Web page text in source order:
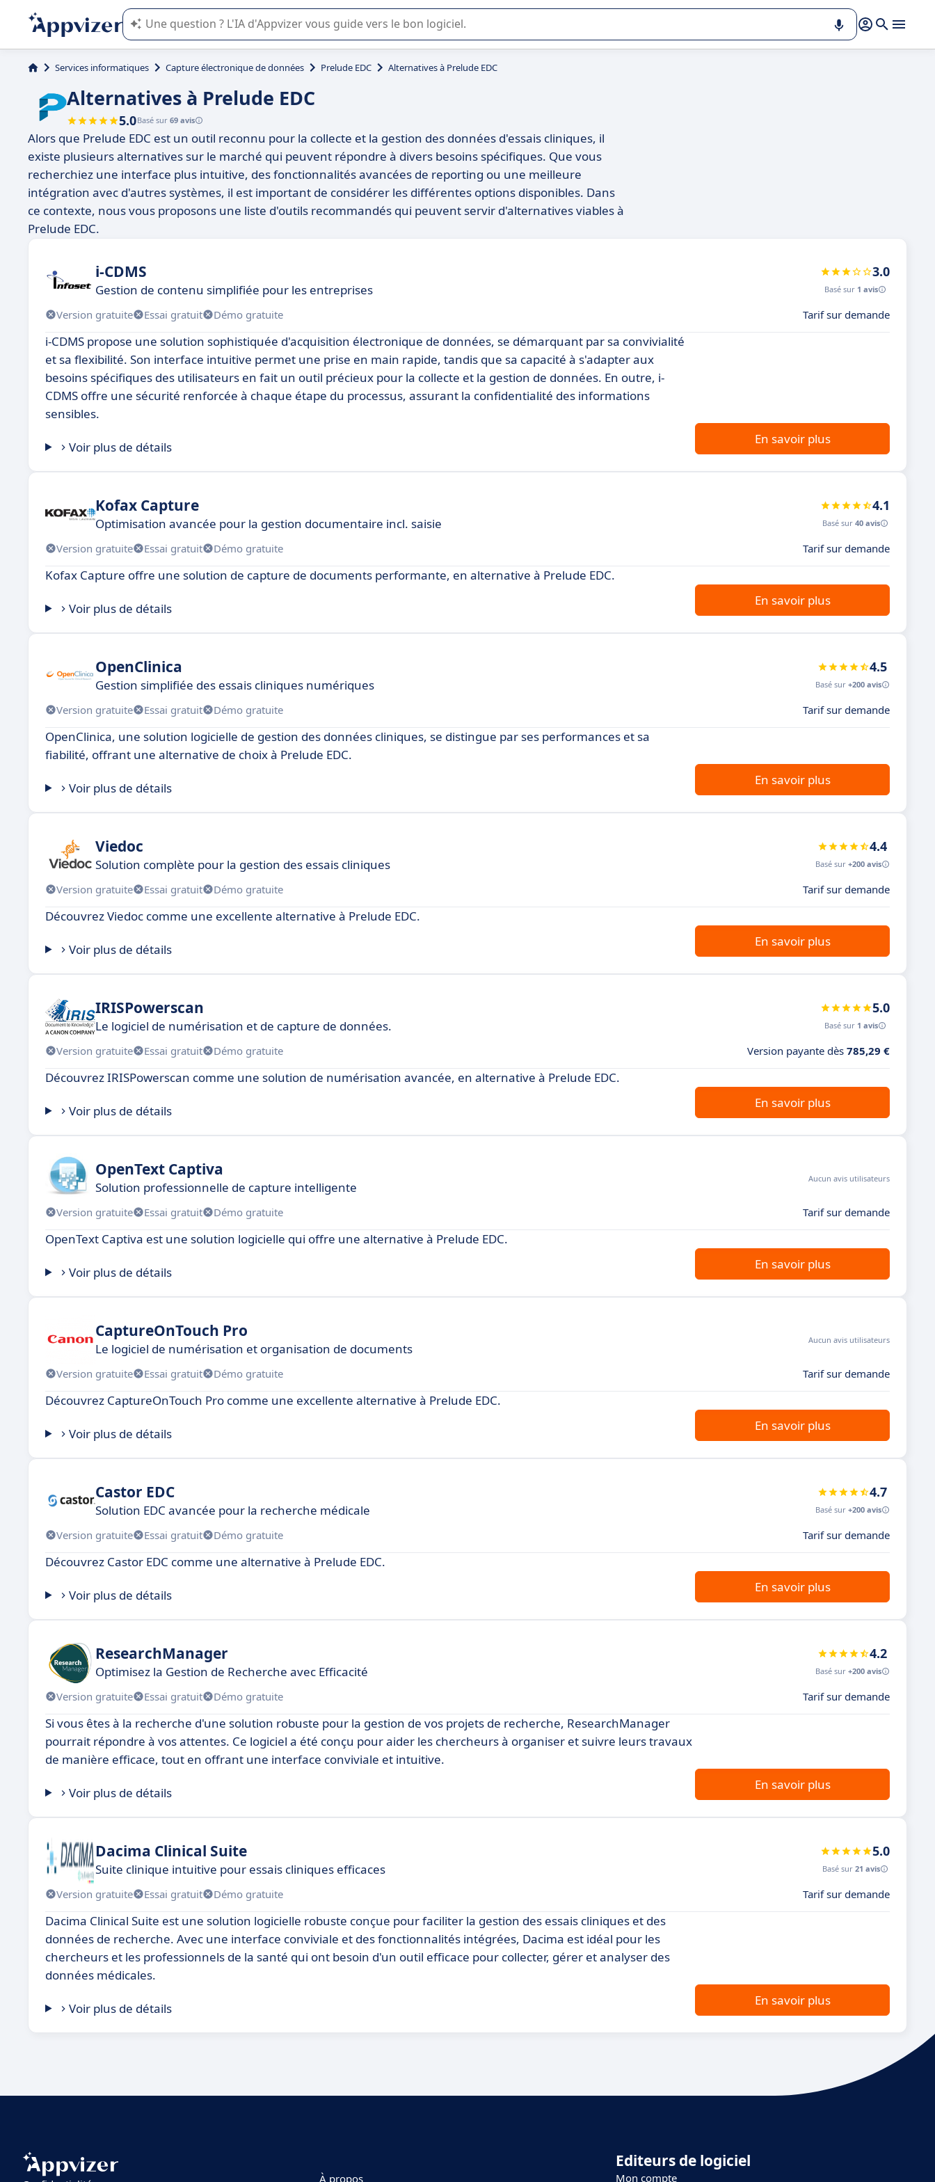
L'IA de Appvizer vous guide dans l'utilisation ou la sélection de logiciel SaaS en entreprise.
Services informatiques Capture électronique de données Prelude EDC Alternatives à Prelude EDC
Alternatives à Prelude EDC
5.0Basé sur 69 avis
Alors que Prelude EDC est un outil reconnu pour la collecte et la gestion des données d'essais cliniques, il
existe plusieurs alternatives sur le marché qui peuvent répondre à divers besoins spécifiques. Que vous
recherchiez une interface plus intuitive, des fonctionnalités avancées de reporting ou une meilleure
intégration avec d'autres systèmes, il est important de considérer les différentes options disponibles. Dans
ce contexte, nous vous proposons une liste d'outils recommandés qui peuvent servir d'alternatives viables à
Prelude EDC.
i-CDMS
Gestion de contenu simplifiée pour les entreprises
3.0
Basé sur 1 avis
Version gratuite Essai gratuit Démo gratuite Tarif sur demande
i-CDMS propose une solution sophistiquée d'acquisition électronique de données, se démarquant par sa convivialité
et sa flexibilité. Son interface intuitive permet une prise en main rapide, tandis que sa capacité à s'adapter aux
besoins spécifiques des utilisateurs en fait un outil précieux pour la collecte et la gestion de données. En outre, i-
CDMS offre une sécurité renforcée à chaque étape du processus, assurant la confidentialité des informations
sensibles.
Voir plus de détails
En savoir plus
Kofax Capture
Optimisation avancée pour la gestion documentaire incl. saisie
4.1
Basé sur 40 avis
Version gratuite Essai gratuit Démo gratuite Tarif sur demande
Kofax Capture offre une solution de capture de documents performante, en alternative à Prelude EDC.
Voir plus de détails
En savoir plus
OpenClinica
Gestion simplifiée des essais cliniques numériques
4.5
Basé sur +200 avis
Version gratuite Essai gratuit Démo gratuite Tarif sur demande
OpenClinica, une solution logicielle de gestion des données cliniques, se distingue par ses performances et sa
fiabilité, offrant une alternative de choix à Prelude EDC.
Voir plus de détails
En savoir plus
Viedoc
Solution complète pour la gestion des essais cliniques
4.4
Basé sur +200 avis
Version gratuite Essai gratuit Démo gratuite Tarif sur demande
Découvrez Viedoc comme une excellente alternative à Prelude EDC.
Voir plus de détails
En savoir plus
IRISPowerscan
Le logiciel de numérisation et de capture de données.
5.0
Basé sur 1 avis
Version gratuite Essai gratuit Démo gratuite Version payante dès 785,29 €
Découvrez IRISPowerscan comme une solution de numérisation avancée, en alternative à Prelude EDC.
Voir plus de détails
En savoir plus
OpenText Captiva
Solution professionnelle de capture intelligente
Aucun avis utilisateurs
Version gratuite Essai gratuit Démo gratuite Tarif sur demande
OpenText Captiva est une solution logicielle qui offre une alternative à Prelude EDC.
Voir plus de détails
En savoir plus
CaptureOnTouch Pro
Le logiciel de numérisation et organisation de documents
Aucun avis utilisateurs
Version gratuite Essai gratuit Démo gratuite Tarif sur demande
Découvrez CaptureOnTouch Pro comme une excellente alternative à Prelude EDC.
Voir plus de détails
En savoir plus
Castor EDC
Solution EDC avancée pour la recherche médicale
4.7
Basé sur +200 avis
Version gratuite Essai gratuit Démo gratuite Tarif sur demande
Découvrez Castor EDC comme une alternative à Prelude EDC.
Voir plus de détails
En savoir plus
ResearchManager
Optimisez la Gestion de Recherche avec Efficacité
4.2
Basé sur +200 avis
Version gratuite Essai gratuit Démo gratuite Tarif sur demande
Si vous êtes à la recherche d'une solution robuste pour la gestion de vos projets de recherche, ResearchManager
pourrait répondre à vos attentes. Ce logiciel a été conçu pour aider les chercheurs à organiser et suivre leurs travaux
de manière efficace, tout en offrant une interface conviviale et intuitive.
Voir plus de détails
En savoir plus
Dacima Clinical Suite
Suite clinique intuitive pour essais cliniques efficaces
5.0
Basé sur 21 avis
Version gratuite Essai gratuit Démo gratuite Tarif sur demande
Dacima Clinical Suite est une solution logicielle robuste conçue pour faciliter la gestion des essais cliniques et des
données de recherche. Avec une interface conviviale et des fonctionnalités intégrées, Dacima est idéal pour les
chercheurs et les professionnels de la santé qui ont besoin d'un outil efficace pour collecter, gérer et analyser des
données médicales.
Voir plus de détails
En savoir plus
À propos
Editeurs de logiciel
Mon compte